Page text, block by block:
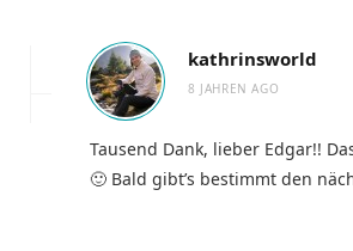
kathrinsworld
8 JAHREN AGO
Tausend Dank, lieber Edgar!!
🙂 Bald gibt’s bestimmt den